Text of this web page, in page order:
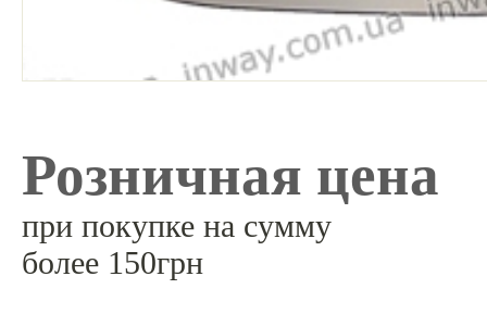
Розничная цена
при покупке на сумму
более 150грн